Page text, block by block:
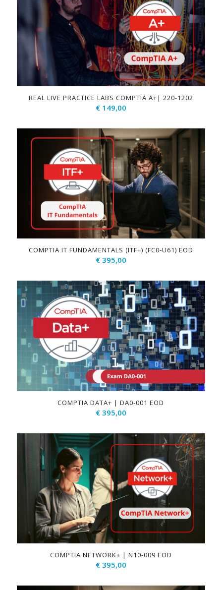
REAL LIVE PRACTICE LABS COMPTIA A+| 220-1202
€149,00
COMPTIA IT FUNDAMENTALS (ITF+) (FC0-U61) EOD
€395,00
COMPTIA DATA+ | DA0-001 EOD
€395,00
COMPTIA NETWORK+ | N10-009 EOD
€395,00